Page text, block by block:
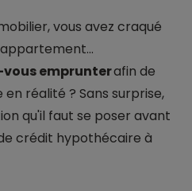
vous avez craqué
emprunterafin de
réalité ? Sans surprise,
qu'il faut se poser avant
crédit hypothécaire à